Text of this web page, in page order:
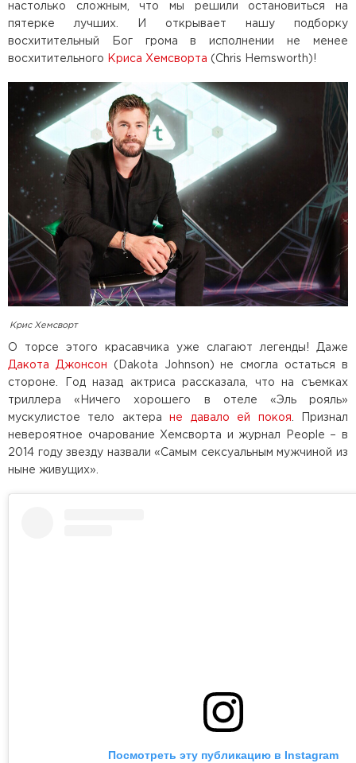
настолько сложным, что мы решили остановиться на
пятерке лучших. И открывает нашу подборку
восхитительный Бог грома в исполнении не менее
восхитительного
Криса Хемсворта (Chris Hemsworth)!
Крис Хемсворт
О торсе этого красавчика уже слагают легенды! Даже
Дакота Джонсон (Dakota Johnson) не смогла остаться в
стороне. Год назад актриса рассказала, что на съемках
триллера «Ничего хорошего в отеле «Эль рояль»
мускулистое тело актеране давало ей покоя . Признал
невероятное очарование Хемсворта и журнал People – в
2014 году звезду назвали «Самым сексуальным мужчиной из
ныне живущих».
Посмотреть эту публикацию в Instagram